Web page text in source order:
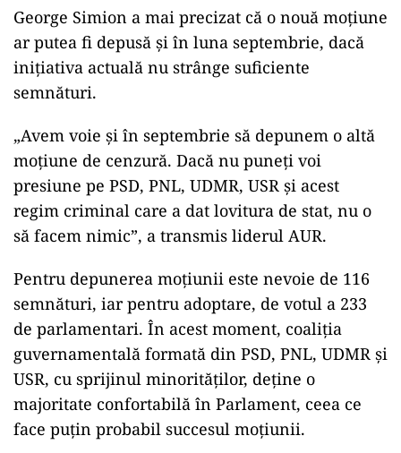
George Simion a mai precizat că o nouă moțiune
ar putea fi depusă și în luna septembrie, dacă
inițiativa actuală nu strânge suficiente
semnături.
„Avem voie și în septembrie să depunem o altă
moțiune de cenzură. Dacă nu puneți voi
presiune pe PSD, PNL, UDMR, USR și acest
regim criminal care a dat lovitura de stat, nu o
să facem nimic”, a transmis liderul AUR.
Pentru depunerea moțiunii este nevoie de 116
semnături, iar pentru adoptare, de votul a 233
de parlamentari. În acest moment, coaliția
guvernamentală formată din PSD, PNL, UDMR și
USR, cu sprijinul minorităților, deține o
majoritate confortabilă în Parlament, ceea ce
face puțin probabil succesul moțiunii.